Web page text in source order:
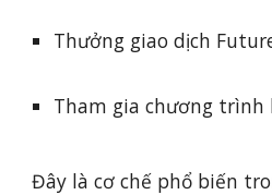
Thưởng giao dịch
Tham gia chương trình
Đây là cơ chế phổ biến